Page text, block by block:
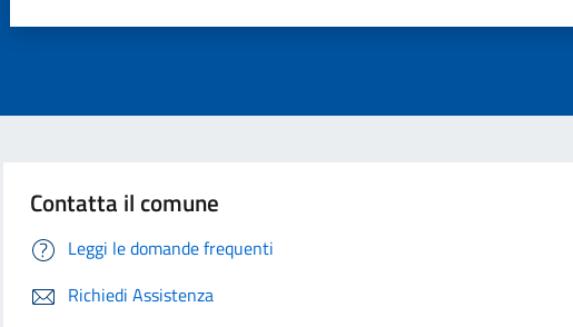
Contatta il comune
Leggi le domande frequenti
Richiedi Assistenza